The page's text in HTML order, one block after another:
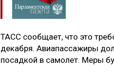
ТАСС сообщает, что это
декабря. Авиапассажиры
посадкой в самолет. Меры